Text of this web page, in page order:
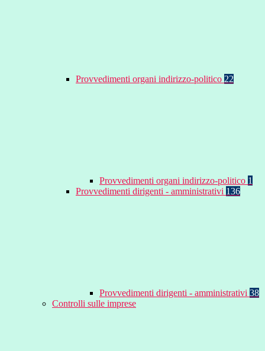
Provvedimenti organi indirizzo-politico 22
Provvedimenti organi indirizzo-politico 1
Provvedimenti dirigenti - amministrativi 136
Provvedimenti dirigenti - amministrativi 38
Controlli sulle imprese